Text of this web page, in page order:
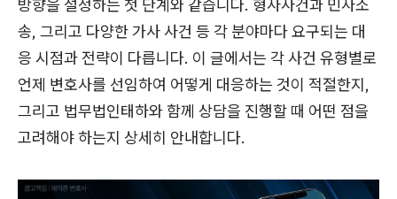
방향을 설정하는 첫 단계와 같습니다. 형사사건과 민사소
송, 그리고 다양한 가사 사건 등 각 분야마다 요구되는 대
응 시점과 전략이 다릅니다. 이 글에서는 각 사건 유형별로
언제 변호사를 선임하여 어떻게 대응하는 것이 적절한지,
그리고 법무법인태하와 함께 상담을 진행할 때 어떤 점을
고려해야 하는지 상세히 안내합니다.